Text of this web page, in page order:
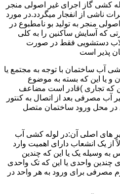
کشی گاز اجرای غیر اصولی منجر
ناشی از انفجار میگردد.در مورد
منجر به تولید بو نامطبوع در
که آسایش ساکنین را به کلی
دستشویی فقط در صورت
پذیر است
آب ساختمان با توجه به مجتمع یا
و یا این که بسته به موضوع
که تجاری )قادر است مضاعف
آب مصرفی بعد از اتصال به کنتور
در محل ورود ساختمان متصل
های اصلی آن:در لوله کشی آب
یک انشعاب دارای اهمیت وارد
به وسیله یک یا این که چندین
چندین واحدی یا این که تک واحدی
مصرفی برای ورود به هر واحد در